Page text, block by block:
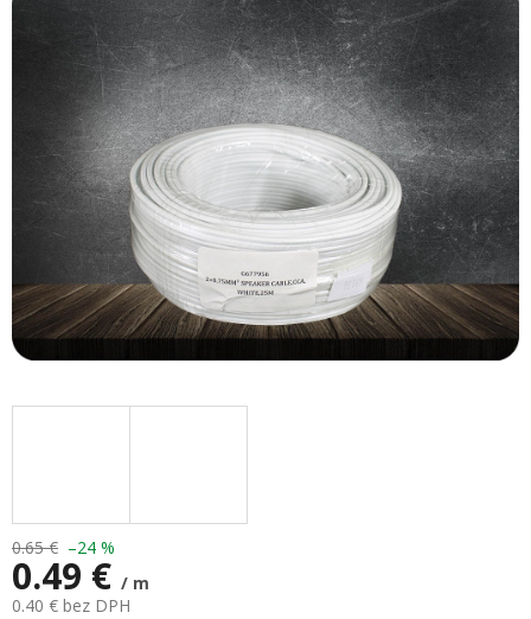
je
hviezdičiek.
0.65 € –24 %
0.49 € / m
0.40 € bez DPH